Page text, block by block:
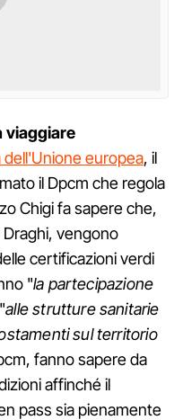
viaggiare
dell'Unione europea, il
il Dpcm che regola
Chigi fa sapere che,
vengono
certificazioni verdi
"la partecipazione
alle strutture sanitarie
sul territorio
fanno sapere da
affinché il
pass sia pienamente